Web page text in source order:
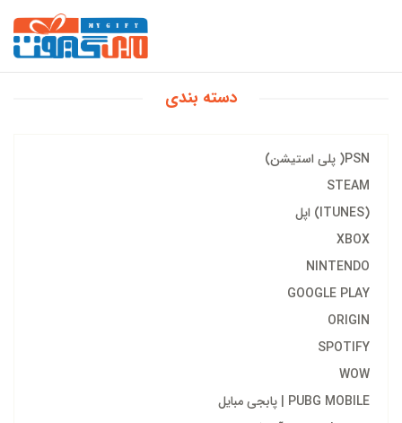
دسته بندی
PSN( پلی استیشن)
STEAM
(ITUNES) اپل
XBOX
NINTENDO
GOOGLE PLAY
ORIGIN
SPOTIFY
WOW
PUBG MOBILE | پابجی مبایل